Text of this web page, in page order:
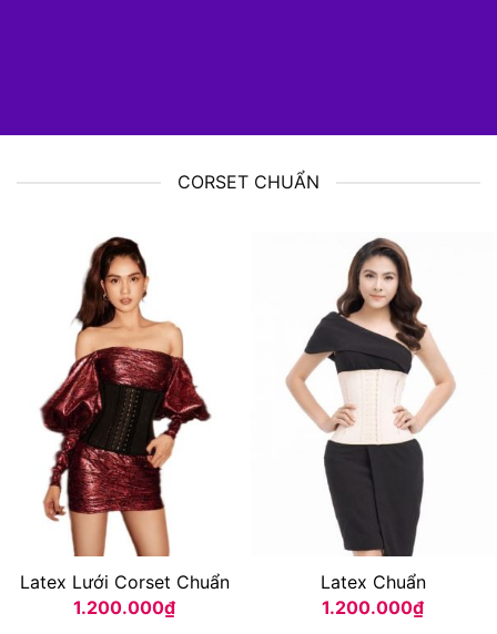
CORSET CHUẨN
Latex Lưới Corset Chuẩn
1.200.000₫
Latex Chuẩn
1.200.000₫